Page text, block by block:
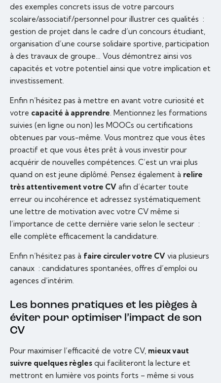
des exemples concrets issus de votre parcours
scolaire/associatif/personnel pour illustrer ces qualités :
gestion de projet dans le cadre d’un concours étudiant,
organisation d’une course solidaire sportive, participation
à des travaux de groupe… Vous démontrez ainsi vos
capacités et votre potentiel ainsi que votre implication et
investissement.
Enfin n’hésitez pas à mettre en avant votre curiosité et
votre capacité à apprendre. Mentionnez les formations
suivies (en ligne ou non) les MOOCs ou certifications
obtenues par vous-même. Vous montrez que vous êtes
proactif et que vous êtes prêt à vous investir pour
acquérir de nouvelles compétences. C’est un vrai plus
quand on est jeune diplômé. Pensez également à relire
très attentivement votre CV afin d’écarter toute
erreur ou incohérence et adressez systématiquement
une lettre de motivation avec votre CV même si
l’importance de cette dernière varie selon le secteur :
elle complète efficacement la candidature.
Enfin n’hésitez pas à faire circuler votre CV via plusieurs
canaux : candidatures spontanées, offres d’emploi ou
agences d’intérim.
Les bonnes pratiques et les pièges à
éviter pour optimiser l’impact de son
CV
Pour maximiser l’efficacité de votre CV, mieux vaut
suivre quelques règles qui faciliteront la lecture et
mettront en lumière vos points forts – même si vous